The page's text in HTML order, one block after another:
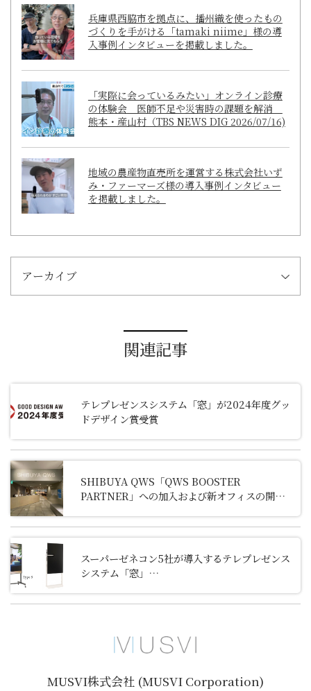
兵庫県西脇市を拠点に、播州織を使ったもの
づくりを手がける「tamaki niime」様の導
入事例インタビューを掲載しました。
「実際に会っているみたい」オンライン診療
の体験会 医師不足や災害時の課題を解消
熊本・産山村（TBS NEWS DIG 2026/07/16)
地域の農産物直売所を運営する株式会社いず
み・ファーマーズ様の導入事例インタビュー
を掲載しました。
アーカイブ
関連記事
テレプレゼンスシステム「窓」が2024年度グッ
ドデザイン賞受賞
SHIBUYA QWS「QWS BOOSTER
PARTNER」への加入および新オフィスの開設
スーパーゼネコン5社が導入するテレプレゼンス
システム「窓」
を販売開始
MUSVI株式会社 (MUSVI Corporation)